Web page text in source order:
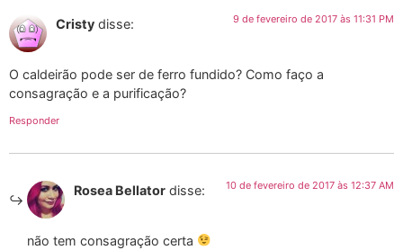
Cristy disse: 9 de fevereiro de 2017 às 11:31 PM
O caldeirão pode ser de ferro fundido? Como faço a
consagração e a purificação?
Responder
Rosea Bellator disse: 10 de fevereiro de 2017 às 12:37 AM
não tem consagração certa